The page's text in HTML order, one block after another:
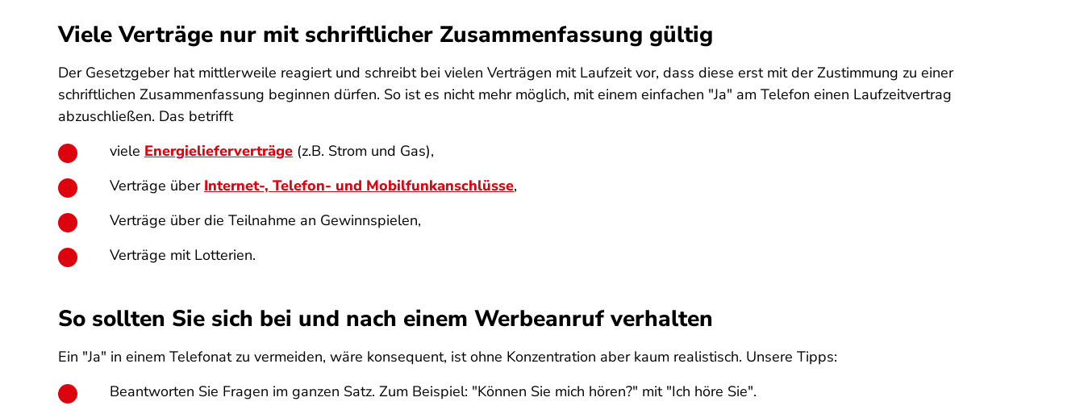
Viele Verträge nur mit schriftlicher Zusammenfassung gültig
Der Gesetzgeber hat mittlerweile reagiert und schreibt bei vielen Verträgen mit Laufzeit vor, dass diese erst mit der Zustimmung zu einer
schriftlichen Zusammenfassung beginnen dürfen. So ist es nicht mehr möglich, mit einem einfachen "Ja" am Telefon einen Laufzeitvertrag
abzuschließen. Das betrifft
viele Energielieferverträge (z.B. Strom und Gas),
Verträge über Internet-, Telefon- und Mobilfunkanschlüsse,
Verträge über die Teilnahme an Gewinnspielen,
Verträge mit Lotterien.
So sollten Sie sich bei und nach einem Werbeanruf verhalten
Ein "Ja" in einem Telefonat zu vermeiden, wäre konsequent, ist ohne Konzentration aber kaum realistisch. Unsere Tipps:
Beantworten Sie Fragen im ganzen Satz. Zum Beispiel: "Können Sie mich hören?" mit "Ich höre Sie".